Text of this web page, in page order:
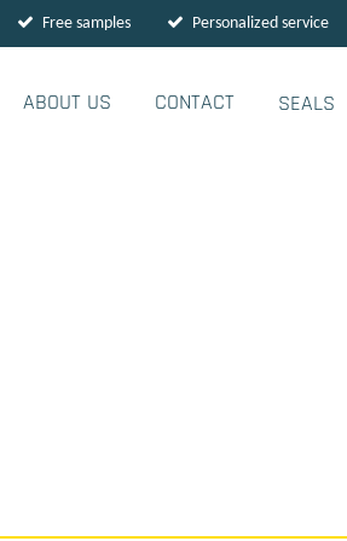
Free samples Personalized service
ABOUT US CONTACT SEALS